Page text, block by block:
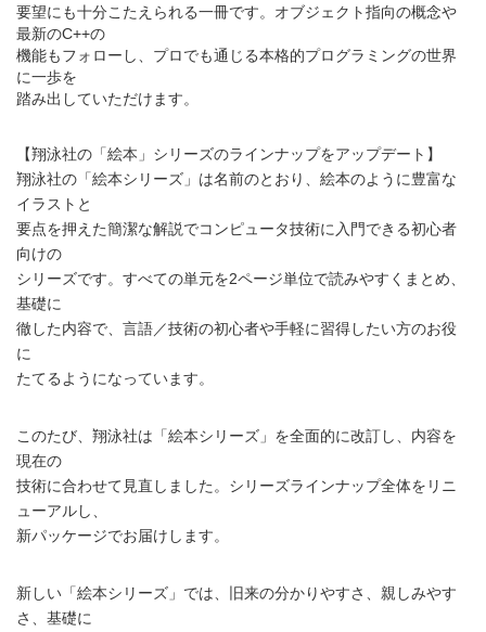
要望にも十分こたえられる一冊です。オブジェクト指向の概念や
最新のC++の
機能もフォローし、プロでも通じる本格的プログラミングの世界
に一歩を
踏み出していただけます。
【翔泳社の「絵本」シリーズのラインナップをアップデート】
翔泳社の「絵本シリーズ」は名前のとおり、絵本のように豊富な
イラストと
要点を押えた簡潔な解説でコンピュータ技術に入門できる初心者
向けの
シリーズです。すべての単元を2ページ単位で読みやすくまとめ、
基礎に
徹した内容で、言語／技術の初心者や手軽に習得したい方のお役
に
たてるようになっています。
このたび、翔泳社は「絵本シリーズ」を全面的に改訂し、内容を
現在の
技術に合わせて見直しました。シリーズラインナップ全体をリニ
ューアルし、
新パッケージでお届けします。
新しい「絵本シリーズ」では、旧来の分かりやすさ、親しみやす
さ、基礎に